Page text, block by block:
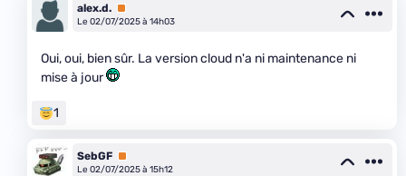
alex.d. Premium
Le 02/07/2025 à 14h03
Oui, oui, bien sûr. La version cloud n'a ni maintenance ni
mise à jour
1
SebGF Premium
Le 02/07/2025 à 15h12